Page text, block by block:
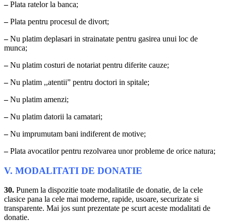
–Plata ratelor la banca;
–Plata pentru procesul de divort;
–Nu platim deplasari in strainatate pentru gasirea unui loc de
munca;
–Nu platim costuri de notariat pentru diferite cauze;
–Nu platim ,,atentii” pentru doctori in spitale;
–Nu platim amenzi;
–Nu platim datorii la camatari;
–Nu imprumutam bani indiferent de motive;
–Plata avocatilor pentru rezolvarea unor probleme de orice natura;
V. MODALITATI DE DONATIE
30. Punem la dispozitie toate modalitatile de donatie, de la cele
clasice pana la cele mai moderne, rapide, usoare, securizate si
transparente. Mai jos sunt prezentate pe scurt aceste modalitati de
donatie.